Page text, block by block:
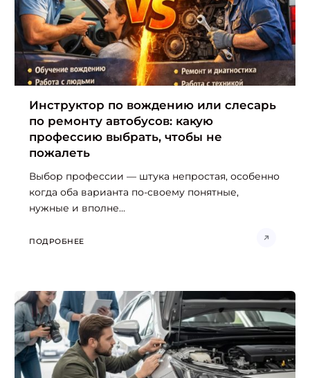
Инструктор по вождению или слесарь
по ремонту автобусов: какую
профессию выбрать, чтобы не
пожалеть
Выбор профессии — штука непростая, особенно
когда оба варианта по-своему понятные,
нужные и вполне...
ПОДРОБНЕЕ